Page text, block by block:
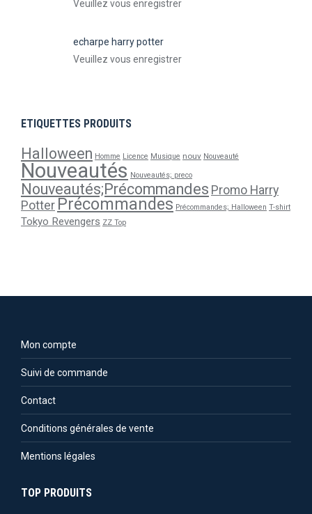
Veuillez vous enregistrer
echarpe harry potter
Veuillez vous enregistrer
ETIQUETTES PRODUITS
Halloween Homme Licence Musique nouv Nouveauté
Nouveautés Nouveautés; preco
Nouveautés;Précommandes Promo Harry
Potter Précommandes Précommandes; Halloween T-shirt
Tokyo Revengers ZZ Top
Mon compte
Suivi de commande
Contact
Conditions générales de vente
Mentions légales
TOP PRODUITS